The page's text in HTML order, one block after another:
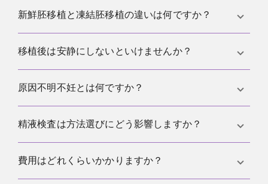
OHSSは刺激の薬に対するまれで重い反応です。リス
注意サインの計画がリスクを下げます。用語は
新鮮胚移植と凍結胚移植の違いは何ですか？
新鮮胚移植は同じ周期で行い、凍結胚移植は凍結し
膜、プロトコル、リスクで変わります。
移植後は安静にしないといけませんか？
多くの場合は必要ありません。普段どおり落ち着い
いですが、指示は施設に従ってください。
原因不明不妊とは何ですか？
標準的な検査で明確な主因が見つからないのに妊娠
ミングを整え、インセミネーションから検査室の方
精液検査は方法選びにどう影響しますか？
男性因子の見立てができ、インセミネーションが現
費用はどれくらいかかりますか？